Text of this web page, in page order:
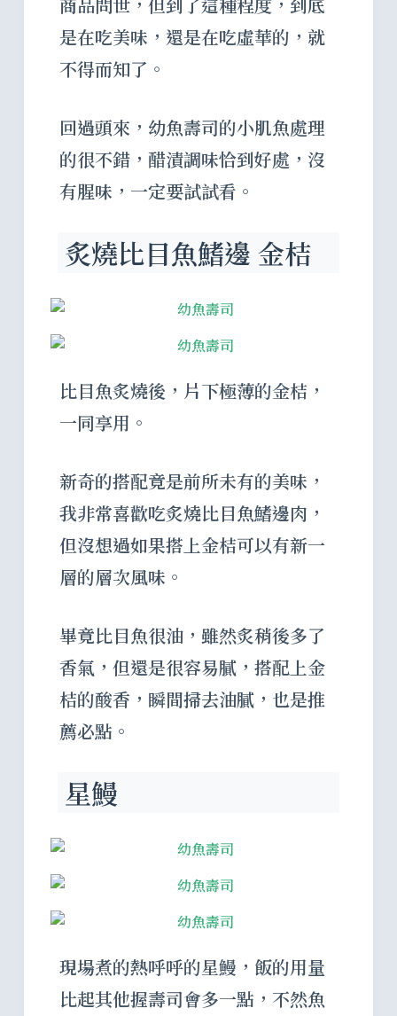
是在吃美味，還是在吃虛華的，就
不得而知了。
回過頭來，幼魚壽司的小肌魚處理
的很不錯，醋漬調味恰到好處，沒
有腥味，一定要試試看。
炙燒比目魚鰭邊 金桔
比目魚炙燒後，片下極薄的金桔，
一同享用。
新奇的搭配竟是前所未有的美味，
我非常喜歡吃炙燒比目魚鰭邊肉，
但沒想過如果搭上金桔可以有新一
層的層次風味。
畢竟比目魚很油，雖然炙稍後多了
香氣，但還是很容易膩，搭配上金
桔的酸香，瞬間掃去油膩，也是推
薦必點。
星鰻
現場煮的熱呼呼的星鰻，飯的用量
比起其他握壽司會多一點，不然魚